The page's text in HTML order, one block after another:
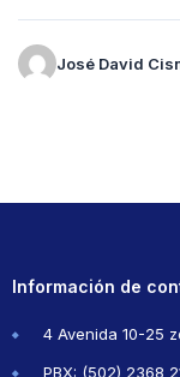
José David
Información de
4 Avenida 10-25
PBX: (502) 2368